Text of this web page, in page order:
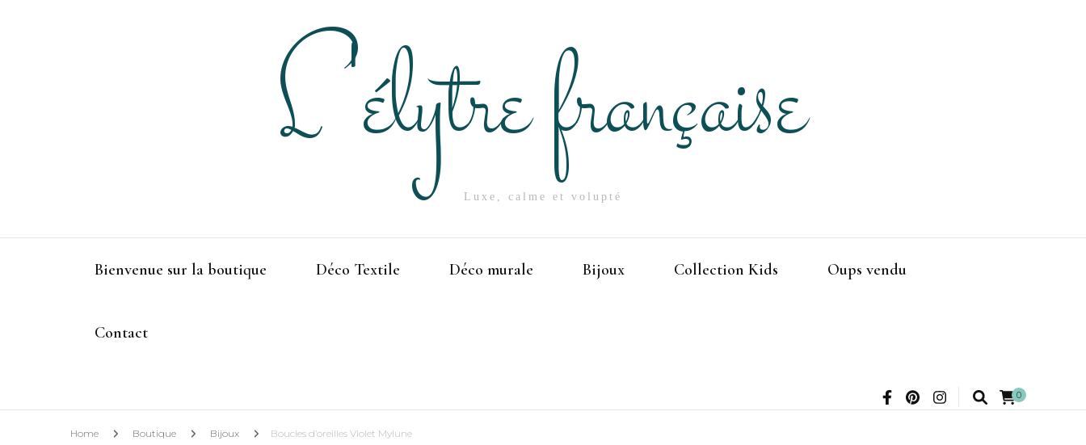
L'élytre française
Luxe, calme et volupté
Bienvenue sur la boutique Déco Textile Déco murale Bijoux Collection Kids Oups vendu
Contact
0
Home Boutique Bijoux Boucles d’oreilles Violet Mylune